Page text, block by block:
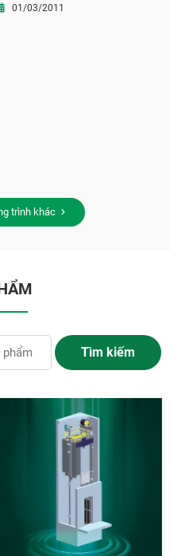
01/03/2011
trình khác
Tìm kiếm